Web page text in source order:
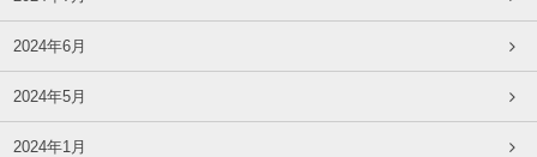
2024年6月
2024年5月
2024年1月